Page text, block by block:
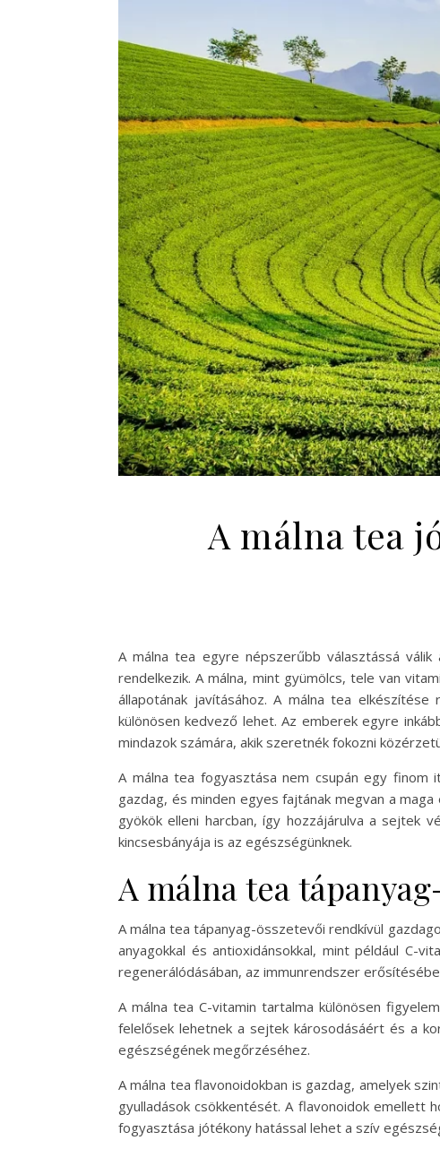
A málna tea
A málna tea egyre népszerűbb választássá
rendelkezik. A málna, mint gyümölcs, tele van
állapotának javításához. A málna tea
különösen kedvező lehet. Az emberek egyre
mindazok számára, akik szeretnék fokozni
A málna tea fogyasztása nem csupán egy
gazdag, és minden egyes fajtának megvan a
gyökök elleni harcban, így hozzájárulva a sejtek
kincsesbányája is az egészségünknek.
A málna tea
A málna tea tápanyag-összetevői rendkívül
anyagokkal és antioxidánsokkal, mint például C-
regenerálódásában, az immunrendszer
A málna tea C-vitamin tartalma különösen
felelősek lehetnek a sejtek károsodásáért és a
egészségének megőrzéséhez.
A málna tea flavonoidokban is gazdag, amelyek
gyulladások csökkentését. A flavonoidok emellett
fogyasztása jótékony hatással lehet a szív